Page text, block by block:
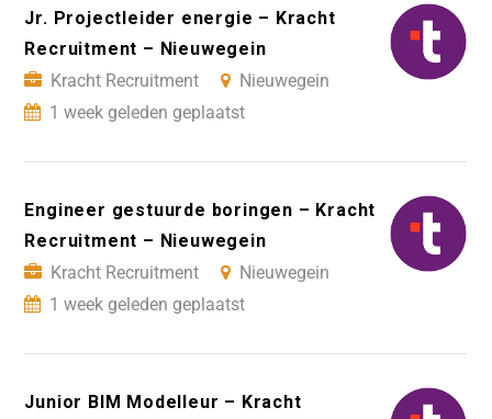
Jr. Projectleider energie – Kracht
Recruitment – Nieuwegein
Kracht Recruitment
Nieuwegein
1 week geleden geplaatst
Engineer gestuurde boringen – Kracht
Recruitment – Nieuwegein
Kracht Recruitment
Nieuwegein
1 week geleden geplaatst
Junior BIM Modelleur – Kracht